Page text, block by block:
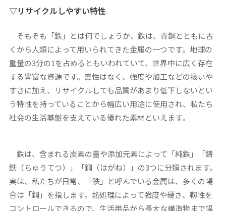
▽リサイクルしやすい特性
そもそも「鉄」とは何でしょうか。鉄は、青銅とともに古
くから人類によって用いられてきた金属の一つです。地球の
重量の3分の1を占めるともいわれていて、世界中に広く存在
する豊富な資源です。毒性はなく、強度や加工などの扱いや
すさに加え、リサイクルしても品質があまり低下しないとい
う特性を持っていることから幅広い用途に使用され、私たち
社会の生活基盤を支えている優れた素材といえます。
鉄は、含まれる炭素の量や添加元素によって「純鉄」「鋳
鉄（ちゅうてつ）」「鋼（はがね）」の3つに分類されます。
実は、私たちが日常、「鉄」と呼んでいる金属は、多くの場
合は「鋼」を指します。熱処理によって強度や硬さ、靱性を
コントロールできるので、生活用品から長大な構造物まで幅